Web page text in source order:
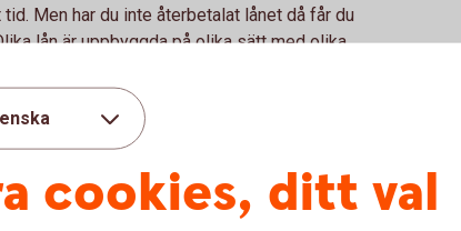
Men har du inte återbetalat lånet då får du
lån är uppbyggda på olika sätt med olika
på vad den effektiva räntan faktiskt är.
för lånet, inklusive alla avgifter
Du ska alltid kräva att få veta
också framgå av säljarens marknadsföring.
cookies, ditt val